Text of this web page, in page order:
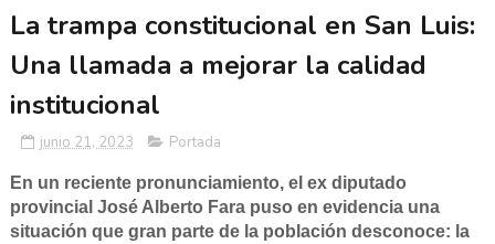
La trampa constitucional en San Luis:
Una llamada a mejorar la calidad
institucional
junio 21, 2023 Portada
En un reciente pronunciamiento, el ex diputado
provincial José Alberto Fara puso en evidencia una
situación que gran parte de la población desconoce: la